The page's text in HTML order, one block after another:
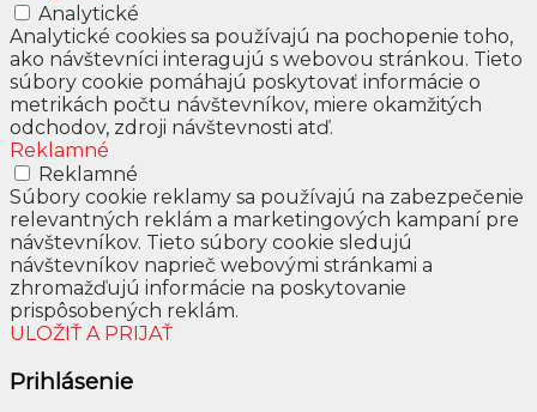
Analytické
Analytické cookies sa používajú na pochopenie toho,
ako návštevníci interagujú s webovou stránkou. Tieto
súbory cookie pomáhajú poskytovať informácie o
metrikách počtu návštevníkov, miere okamžitých
odchodov, zdroji návštevnosti atď.
Reklamné
Reklamné
Súbory cookie reklamy sa používajú na zabezpečenie
relevantných reklám a marketingových kampaní pre
návštevníkov. Tieto súbory cookie sledujú
návštevníkov naprieč webovými stránkami a
zhromažďujú informácie na poskytovanie
prispôsobených reklám.
ULOŽIŤ A PRIJAŤ
Prihlásenie